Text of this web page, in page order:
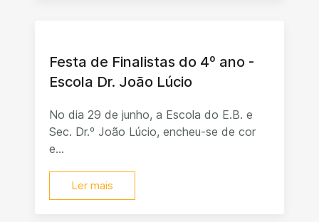
Festa de Finalistas do 4º ano -
Escola Dr. João Lúcio
No dia 29 de junho, a Escola do E.B. e
Sec. Dr.º João Lúcio, encheu-se de cor
e...
Ler mais